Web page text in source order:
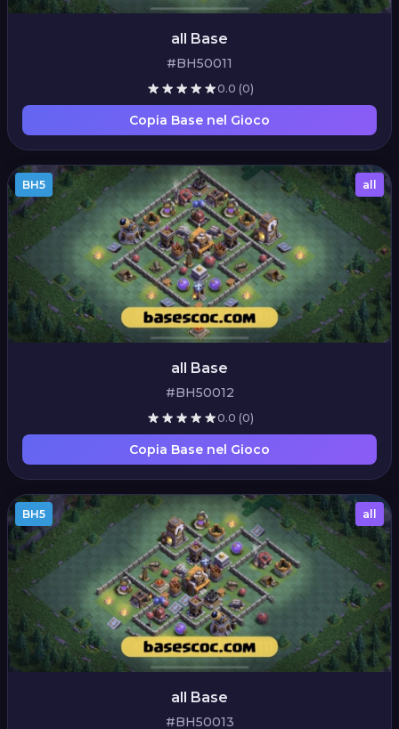
all Base
#BH50011
0.0 (0)
Copia Base nel Gioco
BH5 all
all Base
#BH50012
0.0 (0)
Copia Base nel Gioco
BH5 all
all Base
#BH50013